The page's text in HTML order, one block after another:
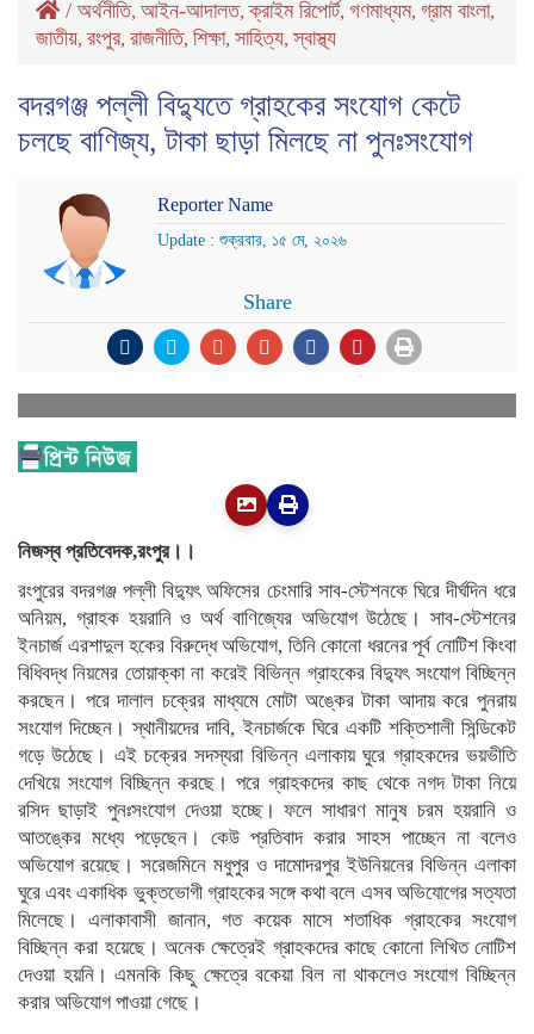
/ অর্থনীতি, আইন-আদালত,ক্রাইম রিপোর্ট, গণমাধ্যম, গ্রাম বাংলা,
জাতীয়, রংপুর, রাজনীতি, শিক্ষা, সাহিত্য,স্বাস্থ্য
বদরগঞ্জ পল্লী বিদ্যুতে গ্রাহকের সংযোগ কেটে
চলছে বাণিজ্য, টাকা ছাড়া মিলছে না পুনঃসংযোগ
Reporter Name
Update : শুক্রবার, ১৫ মে, ২০২৬
Share
নিজস্ব প্রতিবেদক,রংপুর।।
রংপুরের বদরগঞ্জ পল্লী বিদ্যুৎ অফিসের চেংমারি সাব-স্টেশনকে ঘিরে দীর্ঘদিন ধরে
অনিয়ম, গ্রাহক হয়রানি ও অর্থ বাণিজ্যের অভিযোগ উঠেছে। সাব-স্টেশনের
ইনচার্জ এরশাদুল হকের বিরুদ্ধে অভিযোগ, তিনি কোনো ধরনের পূর্ব নোটিশ কিংবা
বিধিবদ্ধ নিয়মের তোয়াক্কা না করেই বিভিন্ন গ্রাহকের বিদ্যুৎ সংযোগ বিচ্ছিন্ন
করছেন। পরে দালাল চক্রের মাধ্যমে মোটা অঙ্কের টাকা আদায় করে পুনরায়
সংযোগ দিচ্ছেন। স্থানীয়দের দাবি, ইনচার্জকে ঘিরে একটি শক্তিশালী সিন্ডিকেট
গড়ে উঠেছে। এই চক্রের সদস্যরা বিভিন্ন এলাকায় ঘুরে গ্রাহকদের ভয়ভীতি
দেখিয়ে সংযোগ বিচ্ছিন্ন করছে। পরে গ্রাহকদের কাছ থেকে নগদ টাকা নিয়ে
রসিদ ছাড়াই পুনঃসংযোগ দেওয়া হচ্ছে। ফলে সাধারণ মানুষ চরম হয়রানি ও
আতঙ্কের মধ্যে পড়েছেন। কেউ প্রতিবাদ করার সাহস পাচ্ছেন না বলেও
অভিযোগ রয়েছে। সরেজমিনে মধুপুর ও দামোদরপুর ইউনিয়নের বিভিন্ন এলাকা
ঘুরে এবং একাধিক ভুক্তভোগী গ্রাহকের সঙ্গে কথা বলে এসব অভিযোগের সত্যতা
মিলেছে। এলাকাবাসী জানান, গত কয়েক মাসে শতাধিক গ্রাহকের সংযোগ
বিচ্ছিন্ন করা হয়েছে। অনেক ক্ষেত্রেই গ্রাহকদের কাছে কোনো লিখিত নোটিশ
দেওয়া হয়নি। এমনকি কিছু ক্ষেত্রে বকেয়া বিল না থাকলেও সংযোগ বিচ্ছিন্ন
করার অভিযোগ পাওয়া গেছে।